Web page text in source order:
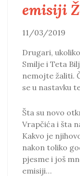
emisiji
11/03/2019
Drugari,
Smilje i Teta
nemojte žaliti.
se u nastavku
Šta su novo
Vrapčića i šta
Kakvo je
nakon toliko
pjesme i još
emisiji…